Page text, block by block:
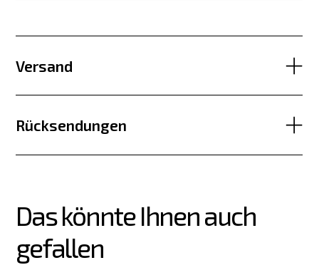
Versand
Rücksendungen
Das könnte Ihnen auch
gefallen